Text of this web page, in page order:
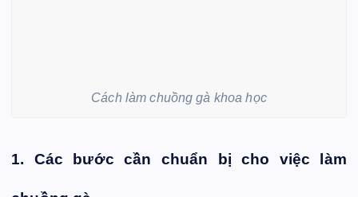
Cách làm chuồng gà khoa học
1. Các bước cần chuẩn bị cho việc làm